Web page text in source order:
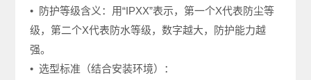
• 防护等级含义：用“IPXX”表示，第一个X代表防尘等
级，第二个X代表防水等级，数字越大，防护能力越
强。
• 选型标准（结合安装环境）：